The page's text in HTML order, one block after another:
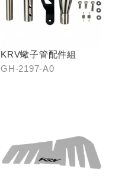
KRV蠍子管配件組
GH-2197-A0